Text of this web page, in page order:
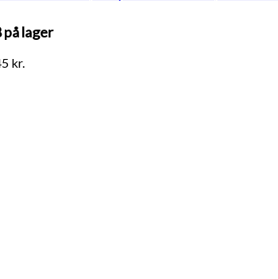
på lager
kr.